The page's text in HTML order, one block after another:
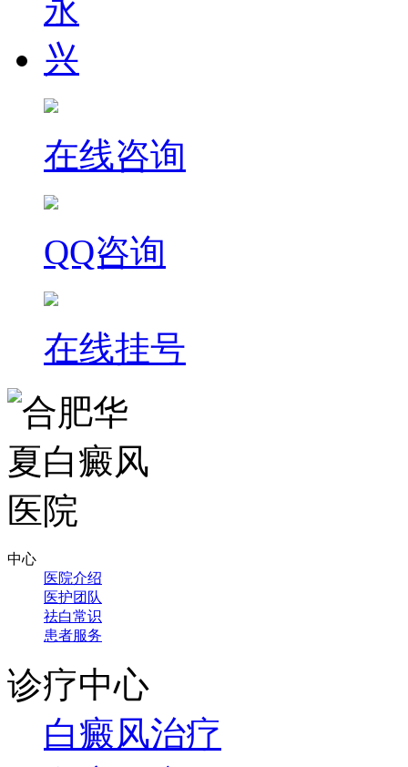
在线咨询
QQ咨询
在线挂号
中心
医院介绍
医护团队
祛白常识
患者服务
诊疗中心
白癜风治疗